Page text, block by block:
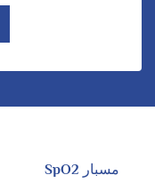
مسبار SpO2